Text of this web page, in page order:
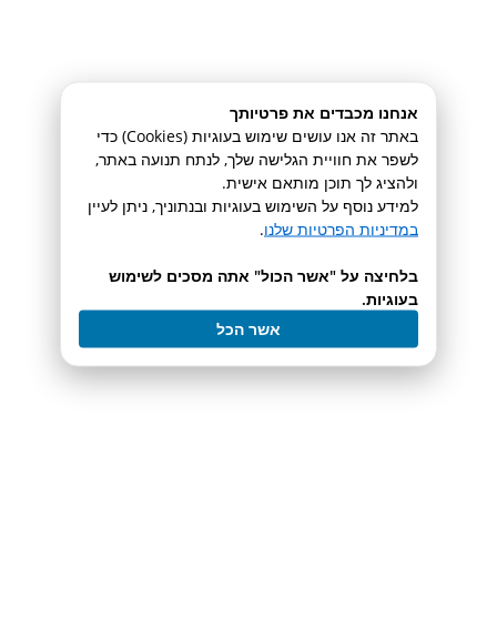
עמודות קולונה
לעמוד המוצר
ReaXus LD Class
אנחנו מכבדים את פרטיותך
באתר זה אנו עושים שימוש בעוגיות (Cookies) כדי
לשפר את חוויית הגלישה שלך, לנתח תנועה באתר,
ולהציג לך תוכן מותאם אישית.
למידע נוסף על השימוש בעוגיות ובנתוניך, ניתן לעיין
במדיניות הפרטיות שלנו.
בלחיצה על "אשר הכול" אתה מסכים לשימוש
בעוגיות.
אשר הכל